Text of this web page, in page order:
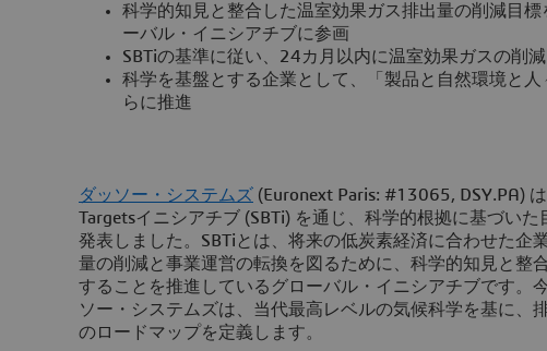
科学的知見と整合した温室効果ガス排出量の削減目標
ーバル・イニシアチブに参画
SBTiの基準に従い、24カ月以内に温室効果ガスの削
科学を基盤とする企業として、「製品と自然環境と人
らに推進
ダッソー・システムズ (Euronext Paris: #13065, DSY.PA) は
Targetsイニシアチブ (SBTi) を通じ、科学的根拠に基づいた
発表しました。SBTiとは、将来の低炭素経済に合わせた企
量の削減と事業運営の転換を図るために、科学的知見と整
することを推進しているグローバル・イニシアチブです。
ソー・システムズは、当代最高レベルの気候科学を基に、
のロードマップを定義します。